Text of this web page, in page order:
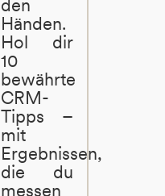
den
Händen.
Hol dir
10
bewährte
CRM-
Tipps –
mit
Ergebnissen,
die du
messen